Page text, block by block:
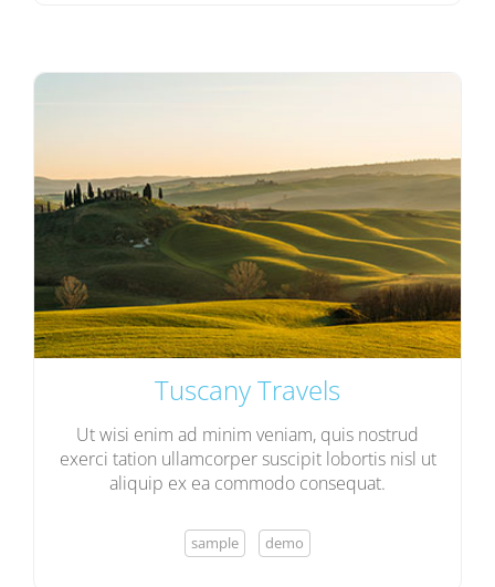
Tuscany Travels
Ut wisi enim ad minim veniam, quis nostrud
exerci tation ullamcorper suscipit lobortis nisl ut
aliquip ex ea commodo consequat.
sample demo